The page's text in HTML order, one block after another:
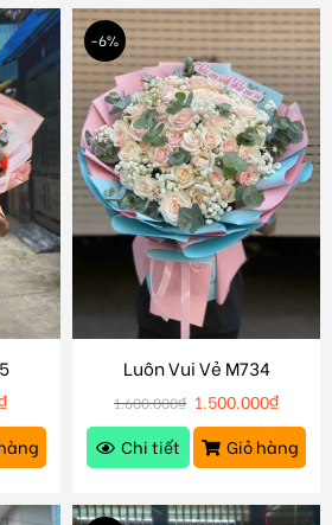
-6%
Luôn Vui Vẻ M734
1.600.000₫ 1.500.000₫
Chi tiết
Giỏ hàng